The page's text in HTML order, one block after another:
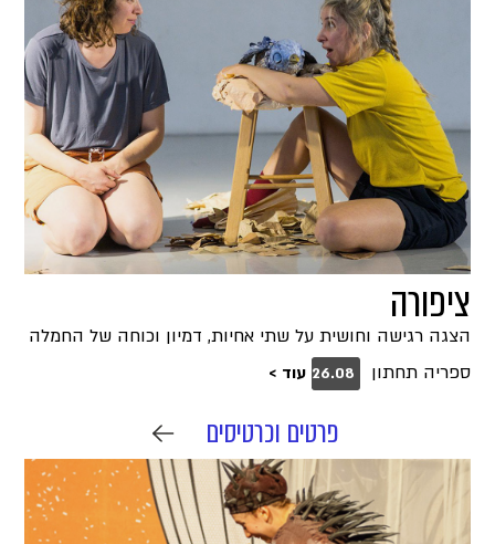
ציפורה
הצגה רגישה וחושית על שתי אחיות, דמיון וכוחה של החמלה
ספריה תחתון
26.08 עוד >
פרטים וכרטיסים